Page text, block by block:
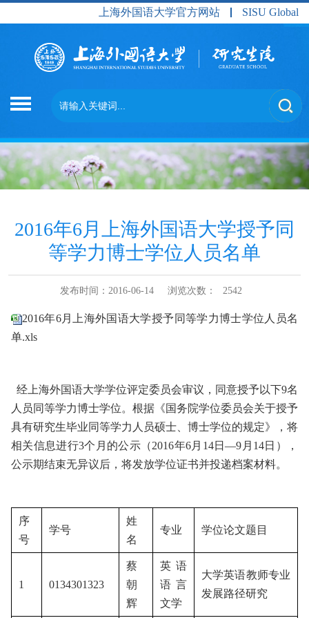
上海外国语大学官方网站 SISU Global
2016年6月上海外国语大学授予同
等学力博士学位人员名单
发布时间：2016-06-14 浏览次数： 2542
2016年6月上海外国语大学授予同等学力博士学位人员名
单.xls
经上海外国语大学学位评定委员会审议，同意授予以下9名
人员同等学力博士学位。根据《国务院学位委员会关于授予
具有研究生毕业同等学力人员硕士、博士学位的规定》，将
相关信息进行3个月的公示（2016年6月14日—9月14日），
公示期结束无异议后，将发放学位证书并投递档案材料。
序
号
学号
姓
名
专业 学位论文题目
1 0134301323
蔡
朝
辉
英语
语言
文学
大学英语教师专业
发展路径研究